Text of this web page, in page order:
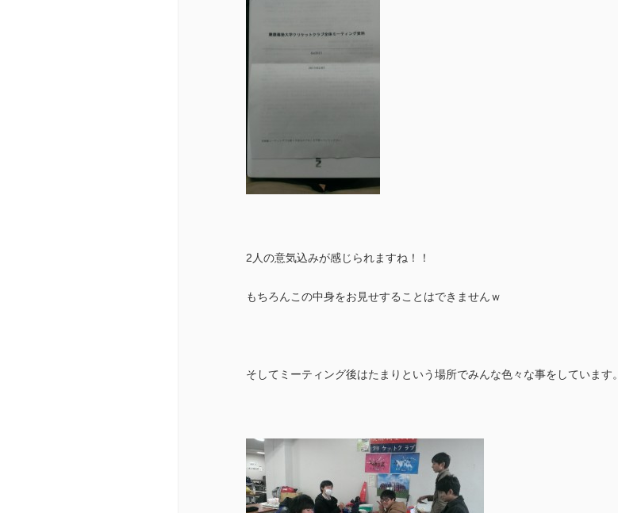
2人の意気込みが感じられますね！！
もちろんこの中身をお見せすることはできませんｗ
そしてミーティング後はたまりという場所でみんな色々な事をしています。